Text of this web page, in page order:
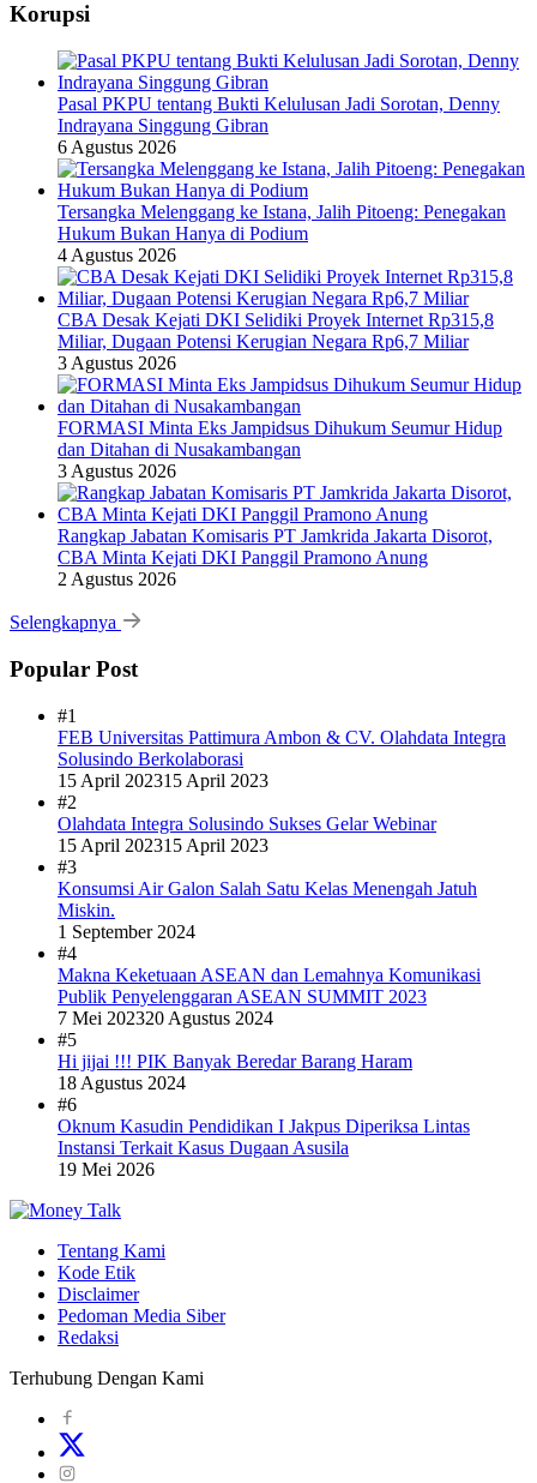
Korupsi
Pasal PKPU tentang Bukti Kelulusan Jadi Sorotan, Denny
Indrayana Singgung Gibran
6 Agustus 2026
Tersangka Melenggang ke Istana, Jalih Pitoeng: Penegakan
Hukum Bukan Hanya di Podium
4 Agustus 2026
CBA Desak Kejati DKI Selidiki Proyek Internet Rp315,8
Miliar, Dugaan Potensi Kerugian Negara Rp6,7 Miliar
3 Agustus 2026
FORMASI Minta Eks Jampidsus Dihukum Seumur Hidup
dan Ditahan di Nusakambangan
3 Agustus 2026
Rangkap Jabatan Komisaris PT Jamkrida Jakarta Disorot,
CBA Minta Kejati DKI Panggil Pramono Anung
2 Agustus 2026
Selengkapnya
Popular Post
#1
FEB Universitas Pattimura Ambon & CV. Olahdata Integra
Solusindo Berkolaborasi
15 April 202315 April 2023
#2
Olahdata Integra Solusindo Sukses Gelar Webinar
15 April 202315 April 2023
#3
Konsumsi Air Galon Salah Satu Kelas Menengah Jatuh
Miskin.
1 September 2024
#4
Makna Keketuaan ASEAN dan Lemahnya Komunikasi
Publik Penyelenggaran ASEAN SUMMIT 2023
7 Mei 202320 Agustus 2024
#5
Hi jijai !!! PIK Banyak Beredar Barang Haram
18 Agustus 2024
#6
Oknum Kasudin Pendidikan I Jakpus Diperiksa Lintas
Instansi Terkait Kasus Dugaan Asusila
19 Mei 2026
Tentang Kami
Kode Etik
Disclaimer
Pedoman Media Siber
Redaksi
Terhubung Dengan Kami